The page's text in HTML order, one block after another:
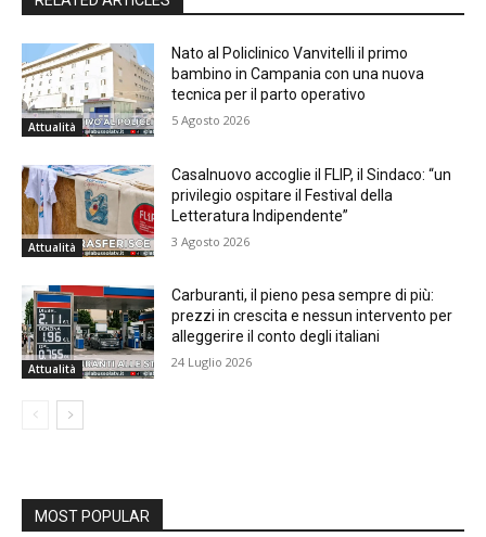
Attualità
Nato al Policlinico Vanvitelli il primo
bambino in Campania con una nuova
tecnica per il parto operativo
5 Agosto 2026
Attualità
Casalnuovo accoglie il FLIP, il Sindaco: “un
privilegio ospitare il Festival della
Letteratura Indipendente”
3 Agosto 2026
Attualità
Carburanti, il pieno pesa sempre di più:
prezzi in crescita e nessun intervento per
alleggerire il conto degli italiani
24 Luglio 2026
MOST POPULAR